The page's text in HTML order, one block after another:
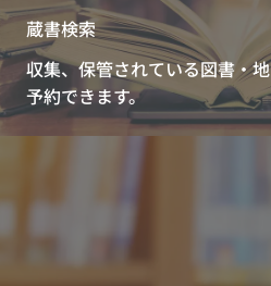
蔵書検索
収集、保管されている図書・
予約できます。